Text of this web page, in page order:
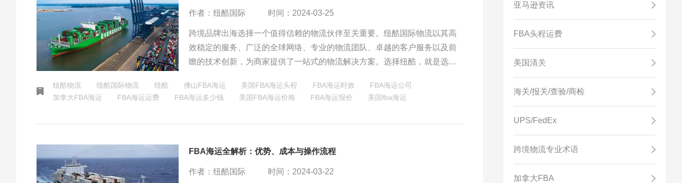
作者：纽酷国际 时间：2024-03-25
跨境品牌出海选择一个值得信赖的物流伙伴至关重要。纽酷国际物流以其高
效稳定的服务、广泛的全球网络、专业的物流团队、卓越的客户服务以及前
瞻的技术创新，为商家提供了一站式的物流解决方案。选择纽酷，就是选择
纽酷物流 纽酷国际物流 纽酷 佛山FBA海运 美国FBA海运头程 FBA海运时效
FBA海运公司
加拿大FBA海运
FBA海运运费 FBA海运多少钱 美国FBA海运价格 FBA海运报价 美国fba海运
FBA海运全解析：优势、成本与操作流程
作者：纽酷国际 时间：2024-03-22
亚马逊资讯
FBA头程运费
美国清关
海关/报关/查验/商检
UPS/FedEx
跨境物流专业术语
加拿大FBA